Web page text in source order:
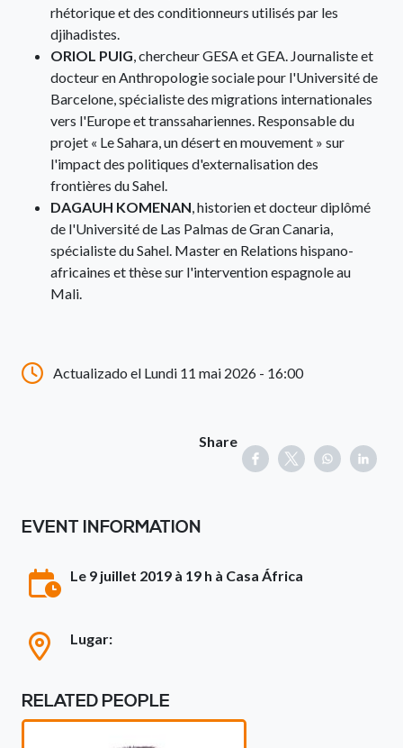
rhétorique et des conditionneurs utilisés par les
djihadistes.
ORIOL PUIG, chercheur GESA et GEA. Journaliste et
docteur en Anthropologie sociale pour l'Université de
Barcelone, spécialiste des migrations internationales
vers l'Europe et transsahariennes. Responsable du
projet « Le Sahara, un désert en mouvement » sur
l'impact des politiques d'externalisation des
frontières du Sahel.
DAGAUH KOMENAN, historien et docteur diplômé
de l'Université de Las Palmas de Gran Canaria,
spécialiste du Sahel. Master en Relations hispano-
africaines et thèse sur l'intervention espagnole au
Mali.
Actualizado el Lundi 11 mai 2026 - 16:00
Share
EVENT INFORMATION
Le 9 juillet 2019 à 19 h à Casa África
Lugar:
RELATED PEOPLE